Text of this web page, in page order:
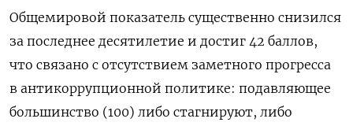
Общемировой показатель существенно снизился
за последнее десятилетие и достиг 42 баллов,
что связано с отсутствием заметного прогресса
в антикоррупционной политике: подавляющее
большинство (100) либо стагнируют, либо